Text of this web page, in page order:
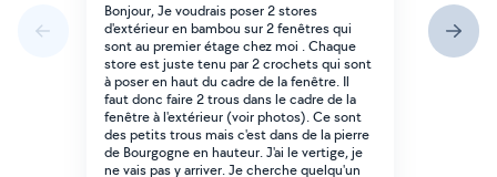
Bonjour, Je voudrais poser 2 stores
d'extérieur en bambou sur 2 fenêtres qui
sont au premier étage chez moi . Chaque
store est juste tenu par 2 crochets qui sont
à poser en haut du cadre de la fenêtre. Il
faut donc faire 2 trous dans le cadre de la
fenêtre à l'extérieur (voir photos). Ce sont
des petits trous mais c'est dans de la pierre
de Bourgogne en hauteur. J'ai le vertige, je
ne vais pas y arriver. Je cherche quelqu'un